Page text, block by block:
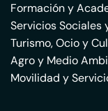
Formación y
Servicios Sociales
Turismo, Ocio y
Agro y Medio
Movilidad y